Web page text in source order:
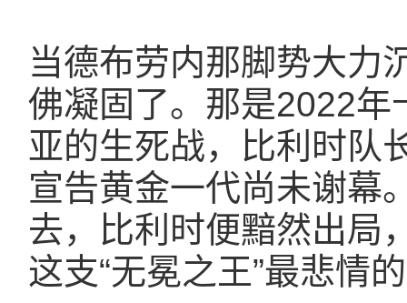
当德布劳内那脚势大力
佛凝固了。那是2022年
亚的生死战，比利时队
宣告黄金一代尚未谢幕
去，比利时便黯然出局
这支“无冕之王”最悲情